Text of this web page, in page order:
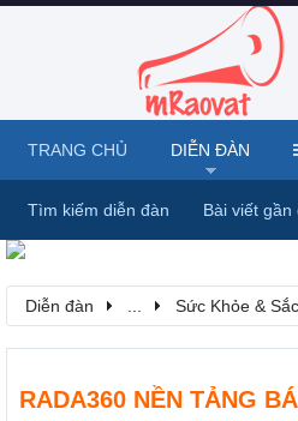
Diễn đàn Sức Khỏe &
RADA360 NỀN TẢNG
TRANG CHỦ DIỄN ĐÀN
Tìm kiếm diễn đàn Bài viết gần